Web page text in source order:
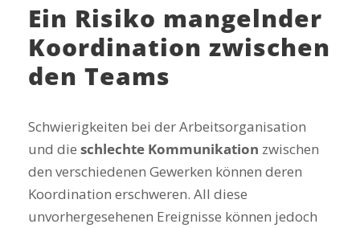
Ein Risiko mangelnder
Koordination zwischen
den Teams
Schwierigkeiten bei der Arbeitsorganisation
und die schlechte Kommunikation zwischen
den verschiedenen Gewerken können deren
Koordination erschweren. All diese
unvorhergesehenen Ereignisse können jedoch